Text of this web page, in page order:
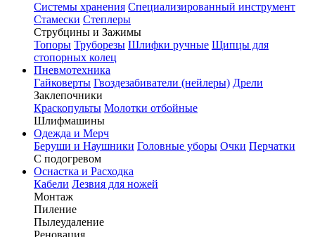
Системы хранения Специализированный инструмент
Стамески Степлеры
Струбцины и Зажимы
Топоры Труборезы Шлифки ручные Щипцы для
стопорных колец
Пневмотехника
Гайковерты Гвоздезабиватели (нейлеры) Дрели
Заклепочники
Краскопульты Молотки отбойные
Шлифмашины
Одежда и Мерч
Беруши и Наушники Головные уборы Очки Перчатки
С подогревом
Оснастка и Расходка
Кабели Лезвия для ножей
Монтаж
Пиление
Пылеудаление
Реновация